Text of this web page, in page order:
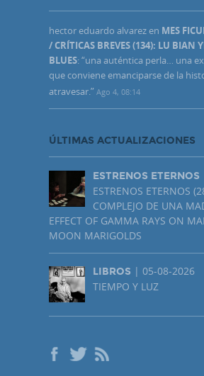
hector eduardo alvarez en MES
/ CRÍTICAS BREVES (134): LU BIAN
BLUES: “una auténtica perla… una
que conviene emanciparse de la
atravesar.” Ago 4, 08:14
ÚLTIMAS ACTUALIZACIONES
ESTRENOS ETERNOS
ESTRENOS ETERNOS
COMPLEJO DE UNA
EFFECT OF GAMMA RAYS ON
MOON MARIGOLDS
LIBROS | 05-08-2026
TIEMPO Y LUZ